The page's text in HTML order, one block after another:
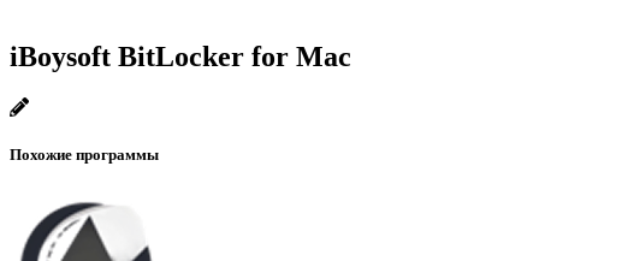
iBoysoft BitLocker for Mac
Похожие программы